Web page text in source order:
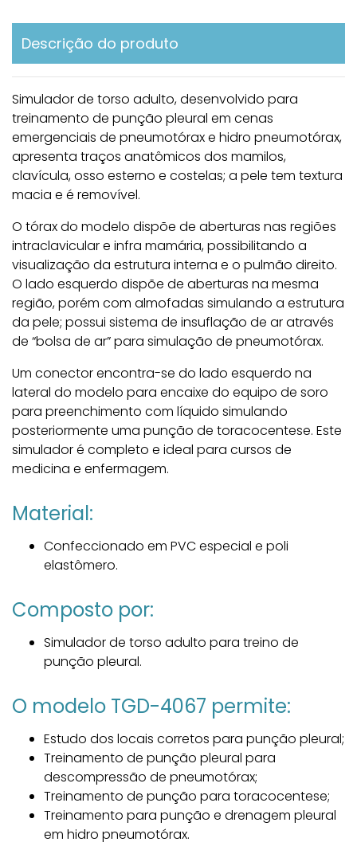
Descrição do produto
Simulador de torso adulto, desenvolvido para
treinamento de punção pleural em cenas
emergenciais de pneumotórax e hidro pneumotórax,
apresenta traços anatômicos dos mamilos,
clavícula, osso esterno e costelas; a pele tem textura
macia e é removível.
O tórax do modelo dispõe de aberturas nas regiões
intraclavicular e infra mamária, possibilitando a
visualização da estrutura interna e o pulmão direito.
O lado esquerdo dispõe de aberturas na mesma
região, porém com almofadas simulando a estrutura
da pele; possui sistema de insuflação de ar através
de “bolsa de ar” para simulação de pneumotórax.
Um conector encontra-se do lado esquerdo na
lateral do modelo para encaixe do equipo de soro
para preenchimento com líquido simulando
posteriormente uma punção de toracocentese. Este
simulador é completo e ideal para cursos de
medicina e enfermagem.
Material:
Confeccionado em PVC especial e poli
elastômero.
Composto por:
Simulador de torso adulto para treino de
punção pleural.
O modelo TGD-4067 permite:
Estudo dos locais corretos para punção pleural;
Treinamento de punção pleural para
descompressão de pneumotórax;
Treinamento de punção para toracocentese;
Treinamento para punção e drenagem pleural
em hidro pneumotórax.